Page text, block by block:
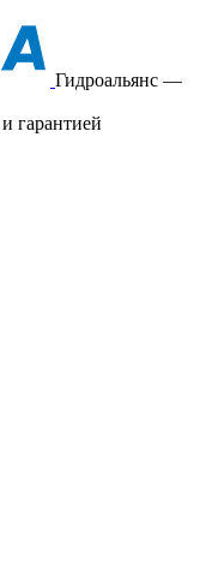
Гидроальянс —
гарантией